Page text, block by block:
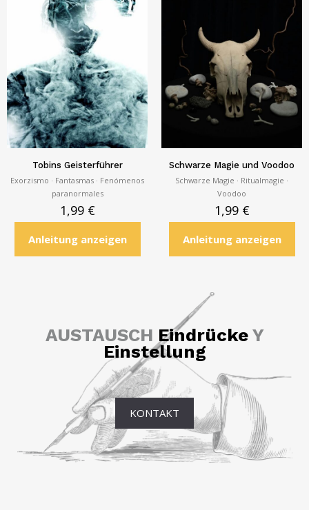
Tobins Geisterführer
Exorzismo · Fantasmas · Fenómenos
paranormales
1,99 €
Anleitung anzeigen
Schwarze Magie und Voodoo
Schwarze Magie · Ritualmagie ·
Voodoo
1,99 €
Anleitung anzeigen
AUSTAUSCH Eindrücke Y
Einstellung
KONTAKT